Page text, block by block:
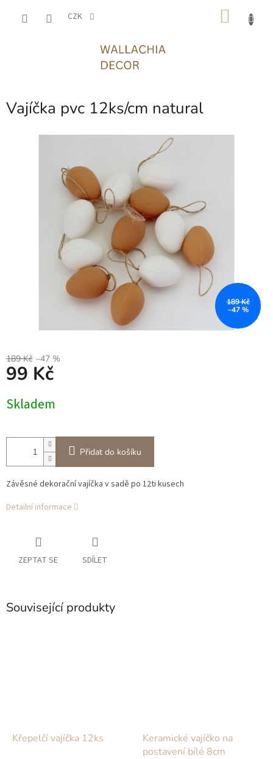
CZK
Vajíčka pvc 12ks/cm natural
189 Kč
–47 %
189 Kč –47 %
99 Kč
cena:
Skladem
Přidat do košíku
Závěsné dekorační vajíčka v sadě po 12ti kusech
Detailní informace
ZEPTAT SE SDÍLET
Související produkty
Křepelčí vajíčka 12ks
Keramické vajíčko na
postavení bílé 8cm